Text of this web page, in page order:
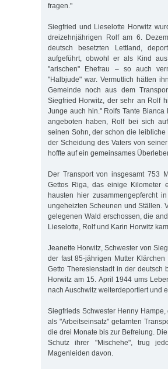
fragen."
Siegfried und Lieselotte Horwitz
dreizehnjährigen Rolf am 6.
deutsch besetzten Lettland,
aufgeführt, obwohl er als Kind
"arischen" Ehefrau – so auch
"Halbjude" war. Vermutlich hätten
Gemeinde noch aus dem
Siegfried Horwitz, der sehr an Rolf
Junge auch hin." Rolfs Tante
angeboten haben, Rolf bei sich
seinen Sohn, der schon die
der Scheidung des Vaters von
hoffte auf ein gemeinsames
Der Transport von insgesamt 753
Gettos Riga, das einige Kilometer
hausten hier zusammengepfercht
ungeheizten Scheunen und Ställen.
gelegenen Wald erschossen, die
Lieselotte, Rolf und Karin Horwitz
Jeanette Horwitz, Schwester von
der fast 85-jährigen Mutter
Getto Theresienstadt in der deutsch
Horwitz am 15. April 1944 ums
nach Auschwitz weiterdeportiert und
Siegfrieds Schwester Henny
als "Arbeitseinsatz" getarnten
die drei Monate bis zur Befreiung.
Schutz ihrer "Mischehe", trug
Magenleiden davon.